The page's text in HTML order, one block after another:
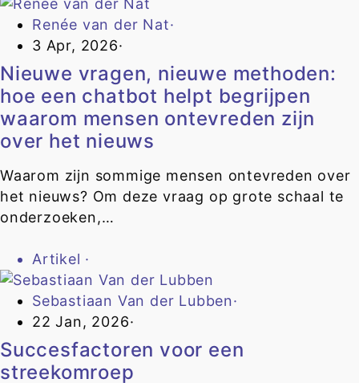
Renée van der Nat·
3 Apr, 2026·
Nieuwe vragen, nieuwe methoden:
hoe een chatbot helpt begrijpen
waarom mensen ontevreden zijn
over het nieuws
Waarom zijn sommige mensen ontevreden over
het nieuws? Om deze vraag op grote schaal te
onderzoeken,…
Artikel ·
Sebastiaan Van der Lubben·
22 Jan, 2026·
Succesfactoren voor een
streekomroep